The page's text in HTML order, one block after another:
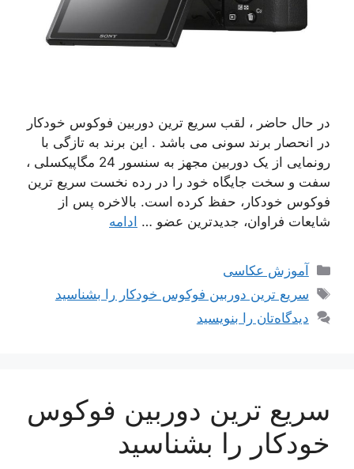
در حال حاضر ، لقب سریع ترین دوربین فوکوس خودکار
در انحصار برند سونی می باشد . این برند به تازگی با
رونمایی از یک دوربین مجهز به سنسور 24 مگاپیکسلی ،
سفت و سخت جایگاه خود را در رده نخست سریع ترین
فوکوس خودکار، حفظ کرده است. بالاخره پس از
شایعات فراوان، جدیدترین عضو … ادامه
دسته‌ها
آموزش عکاسی
برچسب‌ها
سریع ترین دوربین فوکوس خودکار را بشناسید
دیدگاه‌تان را بنویسید
سریع ترین دوربین فوکوس
خودکار را بشناسید